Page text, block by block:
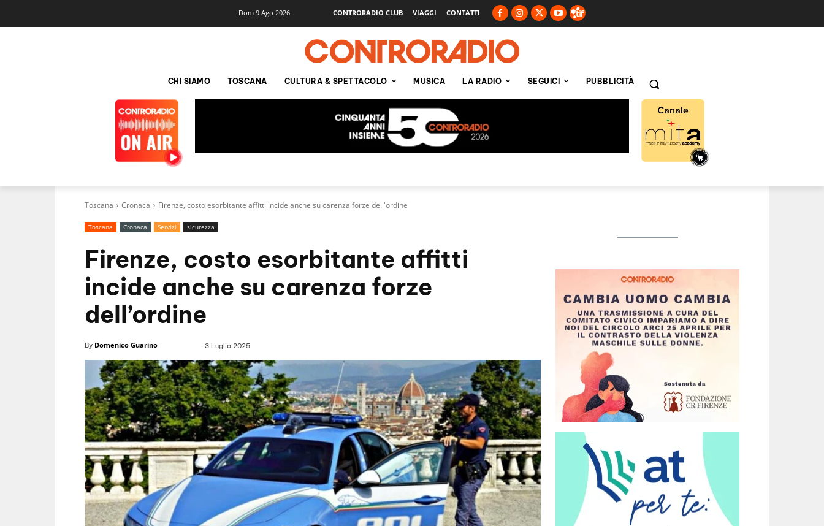
Dom 9 Ago 2026 CONTRORADIO CLUB VIAGGI CONTATTI
CHI SIAMO TOSCANA CULTURA & SPETTACOLO MUSICA LA RADIO SEGUICI PUBBLICITÀ
Toscana Cronaca Firenze, costo esorbitante affitti incide anche su carenza forze dell'ordine
Toscana Cronaca Servizi sicurezza
Firenze, costo esorbitante affitti
incide anche su carenza forze
dell’ordine
By Domenico Guarino 3 Luglio 2025